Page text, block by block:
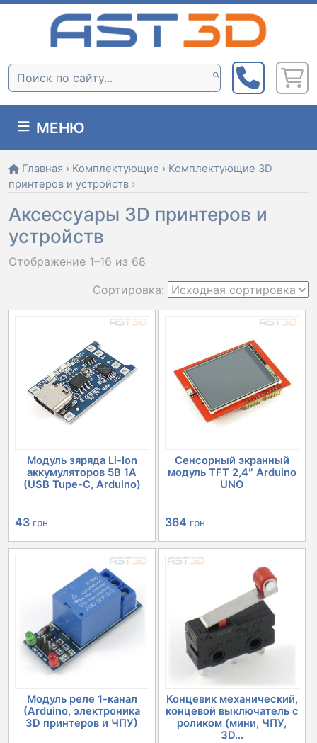
Skip
Поиск:
МЕНЮ
Главная › Комплектующие › Комплектующие 3D
принтеров и устройств ›
Аксессуары 3D принтеров и
устройств
Отображение 1–16 из 68
Модуль зяряда Li-Ion
аккумуляторов 5В 1А
(USB Tupe-C, Arduino)
43 грн
Сенсорный экранный
модуль TFT 2,4″ Arduino
UNO
364 грн
Модуль реле 1-канал
(Arduino, электроника
3D принтеров и ЧПУ)
Концевик механический,
концевой выключатель с
роликом (мини, ЧПУ,
3D...